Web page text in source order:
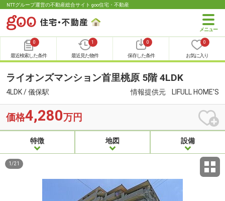
NTTグループ運営の不動産総合サイト goo住宅・不動産
0
最近検索した条件
1
最近見た物件
0
保存した条件
0
お気に入り
ライオンズマンション首里桃原 5階 4LDK
4LDK / 儀保駅 情報提供元 LIFULL HOME'S
価格4,280万円
特徴 地図 設備
1 /21